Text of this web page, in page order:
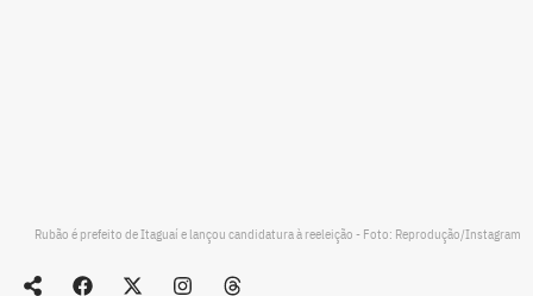
Rubão é prefeito de Itaguaí e lançou candidatura à reeleição - Foto: Reprodução/Instagram